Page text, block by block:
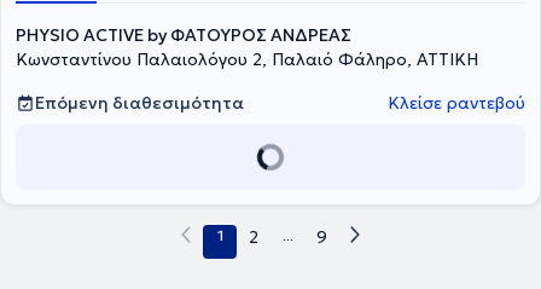
μυοσκελετικών κακώσεων, αθλητικών τραυματισμών και
παθήσεων της σπονδυλικής στήλης. Τέλος, συμμετέχει ως
γυναικών Καλαθοσφαίρισης.
PHYSIO ACTIVE by ΦΑΤΟΥΡΟΣ ΑΝΔΡΕΑΣ
Κωνσταντίνου Παλαιολόγου 2, Παλαιό Φάληρο, ΑΤΤΙΚΗ
Επόμενη διαθεσιμότητα
Κλείσε ραντεβού
1 2 ... 9